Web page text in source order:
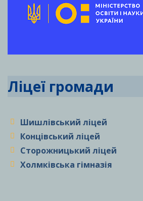
Ліцеї громади
Шишлівський ліцей
Концівський ліцей
Сторожницький ліцей
Холмківська гімназія